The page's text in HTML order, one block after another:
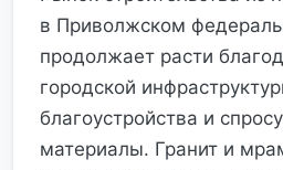
в Приволжском
продолжает расти
городской
благоустройства и
материалы. Гранит и